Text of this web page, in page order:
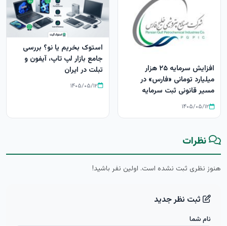
افزایش سرمایه ۲۵ هزار
میلیارد تومانی «فارس» در
مسیر قانونی ثبت سرمایه
۱۴۰۵/۰۵/۱۲
استوک بخریم یا نو؟ بررسی
جامع بازار لپ‌ تاپ، آیفون و
تبلت در ایران
۱۴۰۵/۰۵/۱۲
نظرات
هنوز نظری ثبت نشده است. اولین نفر باشید!
ثبت نظر جدید
نام شما